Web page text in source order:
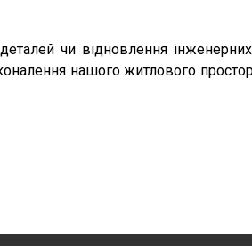
чи відновлення
нашого житлового